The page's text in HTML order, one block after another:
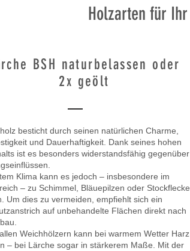
Holzarten für Ihr
BSH naturbelassen oder
2x geölt
besticht durch seinen natürlichen Charme,
und Dauerhaftigkeit. Dank seines hohen
ist es besonders widerstandsfähig gegenüber
Klima kann es jedoch – insbesondere im
– zu Schimmel, Bläuepilzen oder
Um dies zu vermeiden, empfiehlt sich ein
auf unbehandelte Flächen direkt nach
Weichhölzern kann bei warmem Wetter Harz
– bei Lärche sogar in stärkerem Maße. Mit der